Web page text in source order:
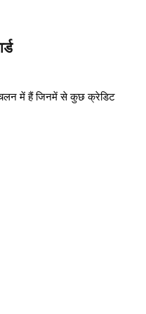
चलन में हैं जिनमें से कुछ क्रेडिट